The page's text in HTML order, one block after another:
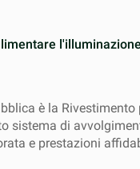
è la Rivestimento
sistema di
e prestazioni